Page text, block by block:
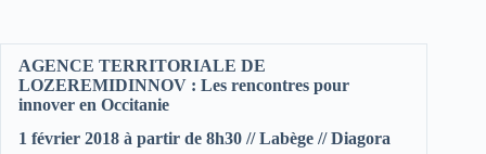
AGENCE TERRITORIALE DE
LOZEREMIDINNOV : Les rencontres pour
innover en Occitanie
1 février 2018 à partir de 8h30 //Labège //Diagora